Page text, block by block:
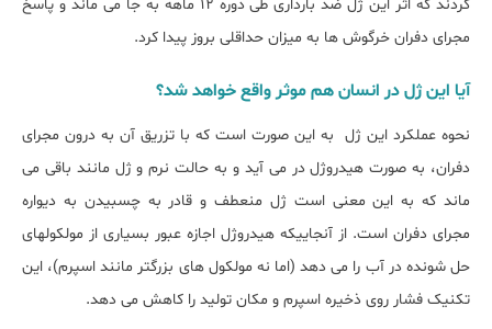
کردند که اثر این ژل ضد بارداری طی دوره 12 ماهه به جا می ماند و پاسخ
مجرای دفران خرگوش ها به میزان حداقلی بروز پیدا کرد.
آیا این ژل در انسان هم موثر واقع خواهد شد؟
نحوه عملکرد این ژل به این صورت است که با تزریق آن به درون مجرای
دفران، به صورت هیدروژل در می آید و به حالت نرم و ژل مانند باقی می
ماند که به این معنی است ژل منعطف و قادر به چسبیدن به دیواره
مجرای دفران است. از آنجاییکه هیدروژل اجازه عبور بسیاری از مولکولهای
حل شونده در آب را می دهد (اما نه مولکول های بزرگتر مانند اسپرم)، این
تکنیک فشار روی ذخیره اسپرم و مکان تولید را کاهش می دهد.